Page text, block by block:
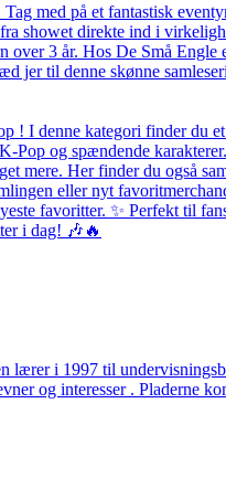
med på et fantastisk
showet direkte ind i
over 3 år. Hos De Små Engle
jer til denne skønne
! I denne kategori finder du
Pop og spændende
mere. Her finder du også
eller nyt
favoritter. ✨ Perfekt til
i dag! 🎶🔥
lærer i 1997 til
og interesser . Pladerne